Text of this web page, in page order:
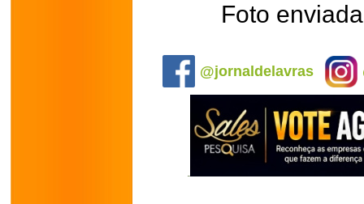
Foto
@jornaldelavras